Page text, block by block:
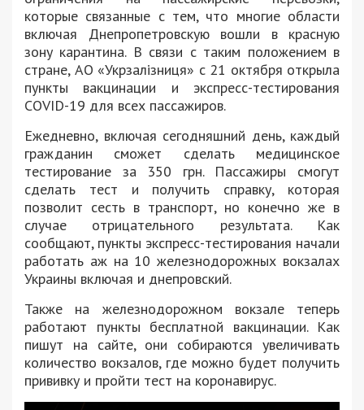
которые связанные с тем, что многие области
включая Днепропетровскую вошли в красную
зону карантина. В связи с таким положением в
стране, АО «Укрзалізниця» с 21 октября открыла
пункты вакцинации и экспресс-тестирования
COVID-19 для всех пассажиров.
Ежедневно, включая сегодняшний день, каждый
гражданин сможет сделать медицинское
тестирование за 350 грн. Пассажиры смогут
сделать тест и получить справку, которая
позволит сесть в транспорт, но конечно же в
случае отрицательного результата. Как
сообщают, пункты экспресс-тестирования начали
работать аж на 10 железнодорожных вокзалах
Украины включая и днепровский.
Также на железнодорожном вокзале теперь
работают пункты бесплатной вакцинации. Как
пишут на сайте, они собираются увеличивать
количество вокзалов, где можно будет получить
прививку и пройти тест на коронавирус.